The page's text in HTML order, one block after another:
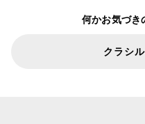
何かお気づき
クラシ